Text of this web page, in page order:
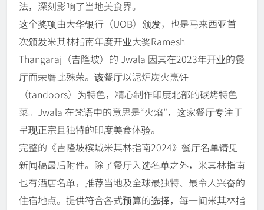
法，深刻影响了当地美食界。
这个奖项由大华银行（UOB）颁发，也是马来西亚首
次颁发米其林指南年度开业大奖Ramesh
Thangaraj（吉隆坡）的 Jwala 因其在2023年开业的餐
厅而荣膺此殊荣。该餐厅以泥炉炭火烹饪
（tandoors）为特色，精心制作印度北部的碳烤特色
菜。Jwala 在梵语中的意思是“火焰”，这家餐厅专注于
呈现正宗且独特的印度美食体验。
完整的《吉隆坡槟城米其林指南2024》餐厅名单请见
新闻稿最后附件。除了餐厅入选名单之外，米其林指南
也有酒店名单，推荐当地及全球最独特、最令人兴奋的
住宿地点。提供符合各式预算的选择，每一间米其林指